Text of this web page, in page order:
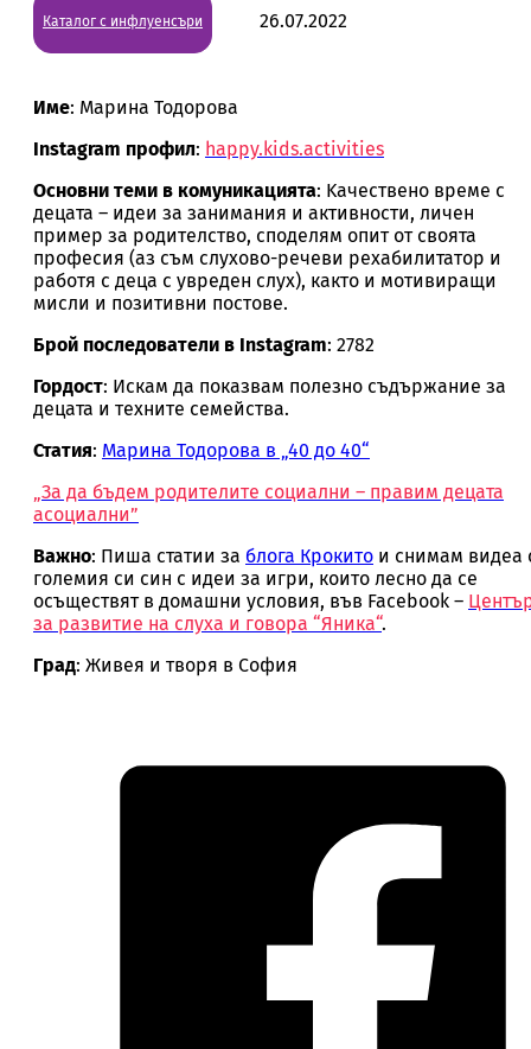
Каталог с инфлуенсъри 26.07.2022
Име: Марина Тодорова
Instagram профил: happy.kids.activities
Основни теми в комуникацията: Kачествено време с
децата – идеи за занимания и активности, личен
пример за родителство, споделям опит от своята
професия (аз съм слухово-речеви рехабилитатор и
работя с деца с увреден слух), както и мотивиращи
мисли и позитивни постове.
Брой последователи в Instagram: 2782
Гордост: Искам да показвам полезно съдържание за
децата и техните семейства.
Статия: Марина Тодорова в „40 до 40“
„За да бъдем родителите социални – правим децата
асоциални”
Важно: Пиша статии за блога Крокито и снимам видеа
големия си син с идеи за игри, които лесно да се
осъществят в домашни условия, във Facebook –
за развитие на слуха и говора “Яника“.
Град: Живея и творя в София